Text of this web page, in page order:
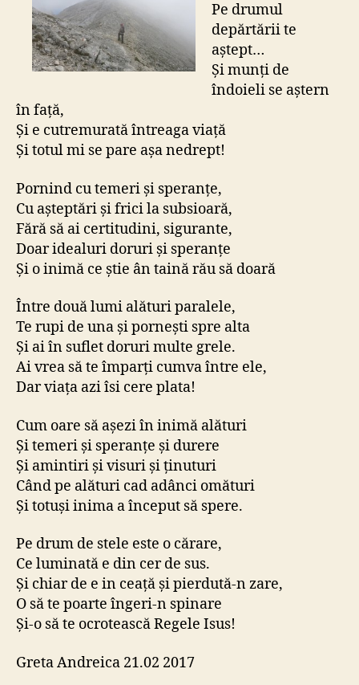
Pe drumul
depărtării te
aștept…
Și munți de
îndoieli se aștern
în față,
Și e cutremurată întreaga viață
Și totul mi se pare așa nedrept!
Pornind cu temeri și speranțe,
Cu așteptări și frici la subsioară,
Fără să ai certitudini, sigurante,
Doar idealuri doruri și speranțe
Și o inimă ce știe ân taină rău să doară
Între două lumi alături paralele,
Te rupi de una și pornești spre alta
Și ai în suflet doruri multe grele.
Ai vrea să te împarți cumva între ele,
Dar viața azi îsi cere plata!
Cum oare să așezi în inimă alături
Și temeri și speranțe și durere
Și amintiri și visuri și ținuturi
Când pe alături cad adânci omături
Și totuși inima a început să spere.
Pe drum de stele este o cărare,
Ce luminată e din cer de sus.
Și chiar de e in ceață și pierdută-n zare,
O să te poarte îngeri-n spinare
Și-o să te ocrotească Regele Isus!
Greta Andreica 21.02 2017